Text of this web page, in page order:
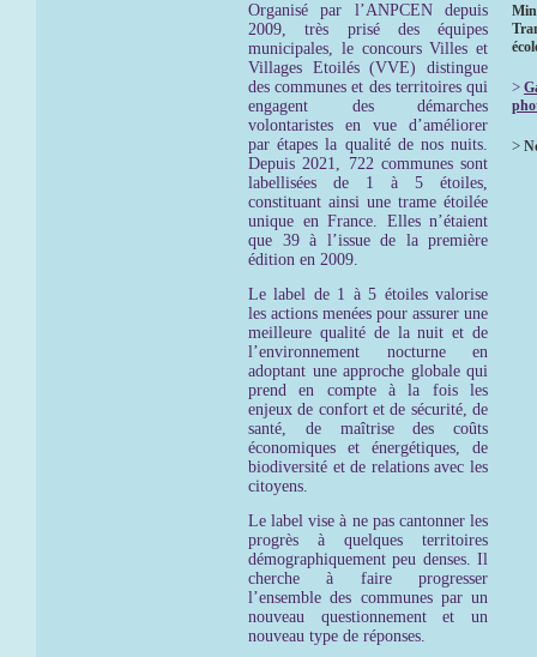
Organisé par l’ANPCEN depuis
2009, très prisé des équipes
municipales, le concours Villes et
Villages Etoilés (VVE) distingue
des communes et des territoires qui
engagent des démarches
volontaristes en vue d’améliorer
par étapes la qualité de nos nuits.
Depuis 2021, 722 communes sont
labellisées de 1 à 5 étoiles,
constituant ainsi une trame étoilée
unique en France. Elles n’étaient
que 39 à l’issue de la première
édition en 2009.
Le label de 1 à 5 étoiles valorise
les actions menées pour assurer une
meilleure qualité de la nuit et de
l’environnement nocturne en
adoptant une approche globale qui
prend en compte à la fois les
enjeux de confort et de sécurité, de
santé, de maîtrise des coûts
économiques et énergétiques, de
biodiversité et de relations avec les
citoyens.
Le label vise à ne pas cantonner les
progrès à quelques territoires
démographiquement peu denses. Il
cherche à faire progresser
l’ensemble des communes par un
nouveau questionnement et un
nouveau type de réponses.
>
>